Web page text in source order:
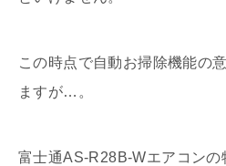
この時点で自動お掃除機能の
ますが…。
富士通AS-R28B-Wエアコンの